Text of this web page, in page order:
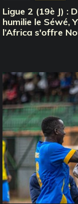
Ligue 2 (19è J) :
humilie le Séwé,
l’Africa s'offre